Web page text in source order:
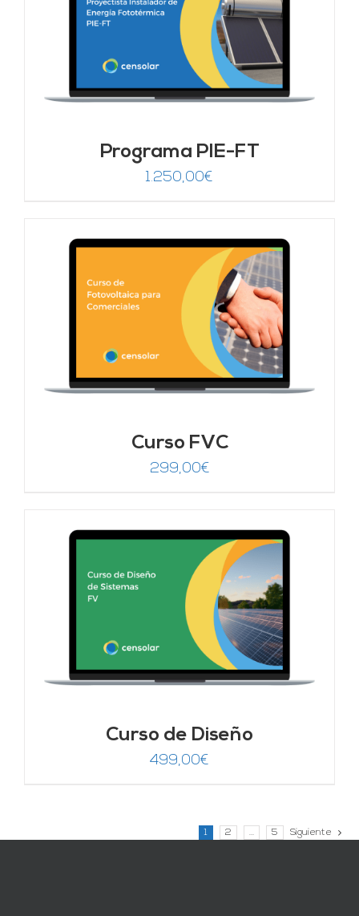
Programa PIE-FT
1.250,00€
Curso FVC
299,00€
Curso de Diseño
499,00€
1 2 … 5 Siguiente